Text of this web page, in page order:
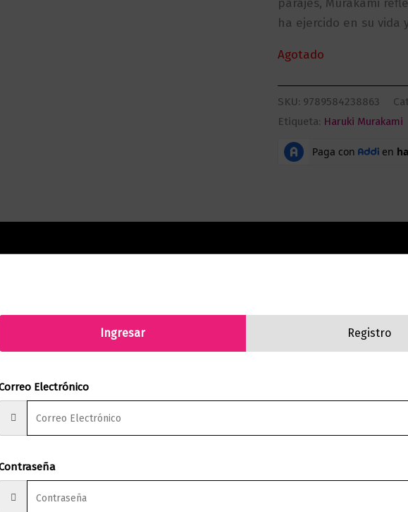
ha ejercido en su vida
Agotado
SKU: 9789584238863
Etiqueta: Haruki Murakami
diarios y su afán de superación, de su pasión por la
Murakami, escribir y correr se han convertido en una actitud
adentra plenamente en el universo de un autor que ha
Planeta
Ingresar Registro
Electrónico